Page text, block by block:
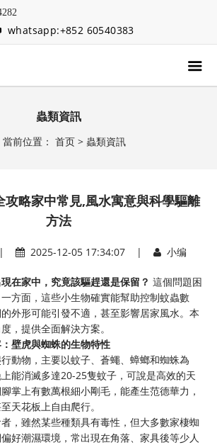
whatsapp:+852 60540383
蟲類資訊
當前位置： 首页> 蟲類資訊
攻略家中常見,風水寓意與科學驅離
方法
2025-12-05 17:34:07 | 小编
在家中，究竟該驅趕還是保留？ ​ 這個問題困
方面，這些小生物確實能幫助控制蚊蟲數
外形可能引發不適，甚至影響居家風水。本
，提供全面解決方案。
壁虎與蜘蛛的生物特性
動物，主要以蚊子、蒼蠅、蟑螂和蜘蛛為
能消滅多達20-25隻蚊子，可說是高效的天
掌上有數萬根細小剛毛，能產生范德華力，
天花板上自由爬行。
，雖然某些種類具有毒性，但大多數家棲蜘
好潮濕環境，常出現在角落、家具後等少人